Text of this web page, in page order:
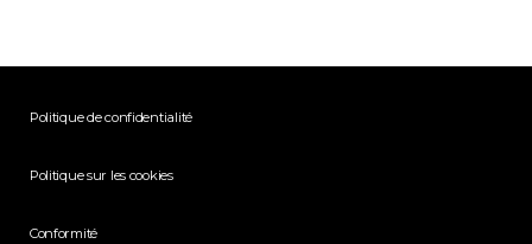
Politique de confidentialité
Politique sur les cookies
Conformité